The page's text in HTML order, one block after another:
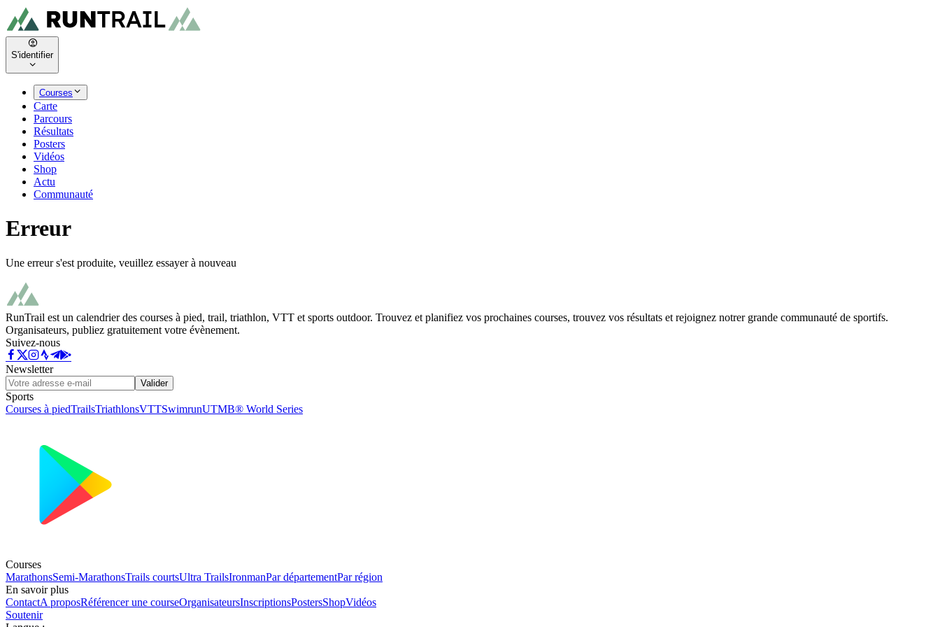
S'identifier
Courses
Carte
Parcours
Résultats
Posters
Vidéos
Shop
Actu
Communauté
Erreur
Une erreur s'est produite, veuillez essayer à nouveau
RunTrail est un calendrier des courses à pied, trail, triathlon, VTT et sports outdoor. Trouvez et planifiez vos prochaines courses, trouvez vos résultats et rejoignez notrer grande communauté de sportifs.
Organisateurs, publiez gratuitement votre évènement.
Suivez-nous
Newsletter
Valider
Sports
Courses à piedTrailsTriathlonsVTTSwimrunUTMB® World Series
Courses
MarathonsSemi-MarathonsTrails courtsUltra TrailsIronmanPar départementPar région
En savoir plus
ContactA proposRéférencer une courseOrganisateursInscriptionsPostersShopVidéos
Soutenir